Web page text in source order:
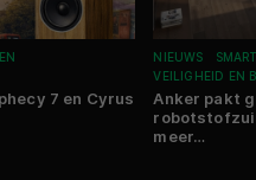
7 en Cyrus
NIEUWS
VEILIGHEID EN
Anker pakt
meer…